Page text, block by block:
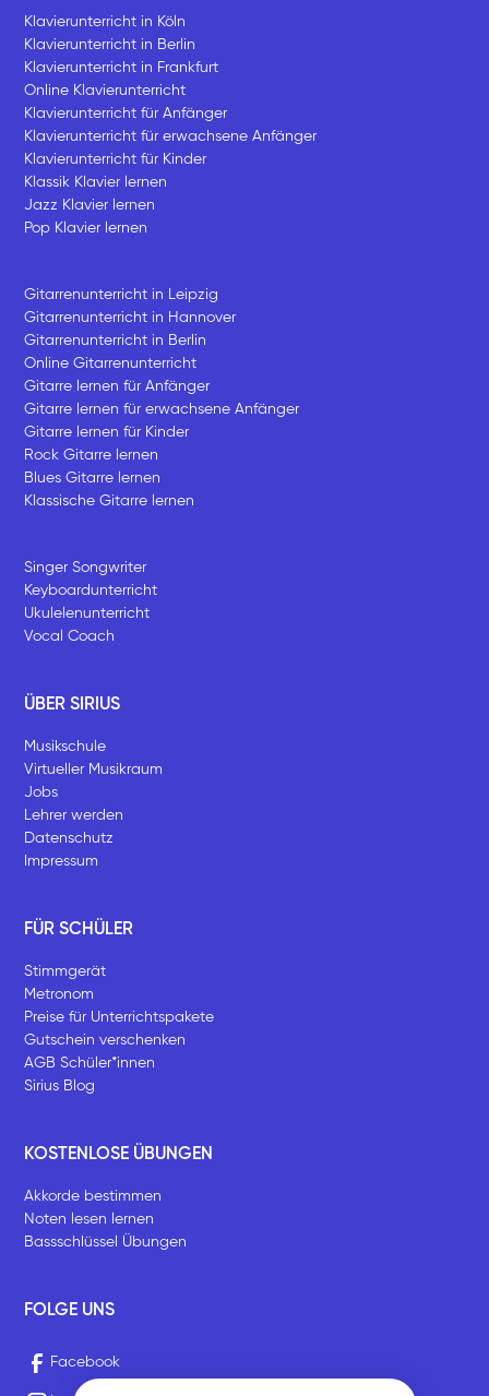
Klavierunterricht in Köln
Klavierunterricht in Berlin
Klavierunterricht in Frankfurt
Online Klavierunterricht
Klavierunterricht für Anfänger
Klavierunterricht für erwachsene Anfänger
Klavierunterricht für Kinder
Klassik Klavier lernen
Jazz Klavier lernen
Pop Klavier lernen
Gitarrenunterricht in Leipzig
Gitarrenunterricht in Hannover
Gitarrenunterricht in Berlin
Online Gitarrenunterricht
Gitarre lernen für Anfänger
Gitarre lernen für erwachsene Anfänger
Gitarre lernen für Kinder
Rock Gitarre lernen
Blues Gitarre lernen
Klassische Gitarre lernen
Singer Songwriter
Keyboardunterricht
Ukulelenunterricht
Vocal Coach
ÜBER SIRIUS
Musikschule
Virtueller Musikraum
Jobs
Lehrer werden
Datenschutz
Impressum
FÜR SCHÜLER
Stimmgerät
Metronom
Preise für Unterrichtspakete
Gutschein verschenken
AGB Schüler*innen
Sirius Blog
KOSTENLOSE ÜBUNGEN
Akkorde bestimmen
Noten lesen lernen
Bassschlüssel Übungen
FOLGE UNS
Facebook